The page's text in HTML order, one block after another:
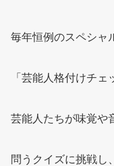
毎年恒例のスペシャ
「芸能人格付けチェ
芸能人たちが味覚や
問うクイズに挑戦し